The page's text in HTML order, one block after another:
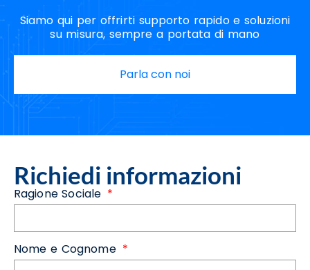
Siamo qui per offrirti supporto rapido e soluzioni
su misura, sempre a portata di mano
Parla con noi
Richiedi informazioni
Ragione Sociale
Nome e Cognome